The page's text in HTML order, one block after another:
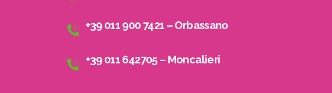
+39 011 900 7421 – Orbassano
+39 011 642705 – Moncalieri